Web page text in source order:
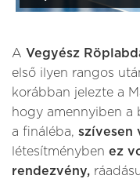
A Vegyész
első ilyen rangos
korábban jelezte a
hogy amennyiben a
a fináléba, szívesen
létesítményben ez
rendezvény,